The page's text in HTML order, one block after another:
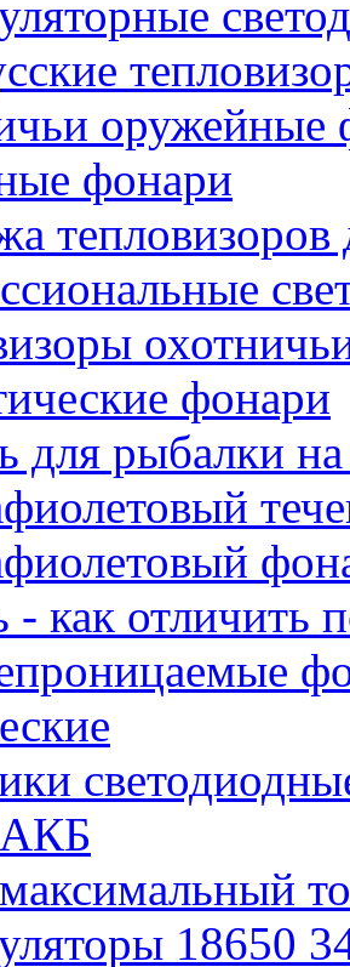
оружейные
фонари
тепловизоров
фонари
для рыбалки на
- как отличить
18650